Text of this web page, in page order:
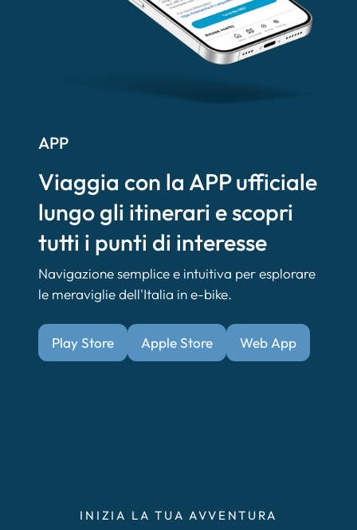
APP
Viaggia con la APP ufficiale
lungo gli itinerari e scopri
tutti i punti di interesse
Navigazione semplice e intuitiva per esplorare
le meraviglie dell'Italia in e-bike.
Play Store Apple Store Web App
INIZIA LA TUA AVVENTURA